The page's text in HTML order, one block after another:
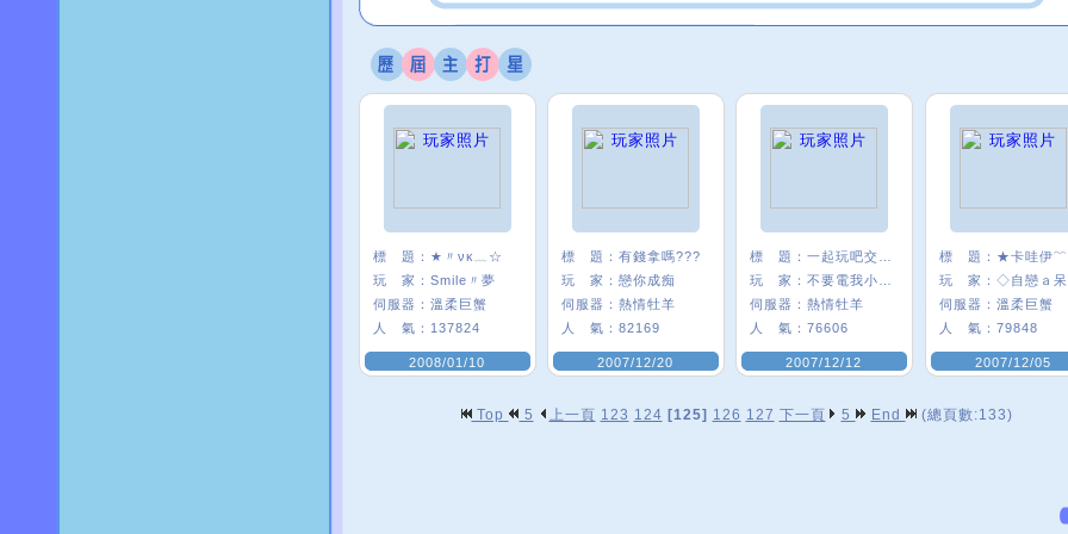
標 題： ★〃νκ﹏☆
玩 家： Smile〃夢
伺服器： 溫柔巨蟹
人 氣： 137824
2008/01/10
標 題： 有錢拿嗎???
玩 家： 戀你成痴
伺服器： 熱情牡羊
人 氣： 82169
2007/12/20
標 題：
玩 家：
伺服器： 熱情牡羊
人 氣： 76606
2007/12/12
標 題：
玩 家：
伺服器： 溫柔巨蟹
人 氣： 79848
2007/12/05
Top 5 上一頁 123 124 [125] 126 127 下一頁 5 End (總頁數:133)